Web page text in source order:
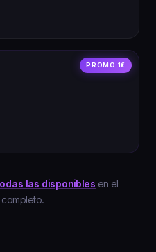
PROMO 1€
las disponibles en el